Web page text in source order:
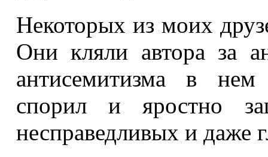
Некоторых из моих
Они кляли автора за
антисемитизма в нем
спорил и яростно
несправедливых и даже